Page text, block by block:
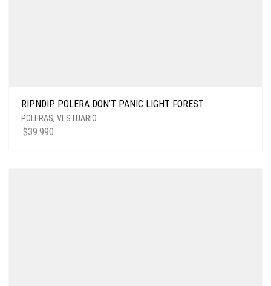
RIPNDIP POLERA DON’T PANIC LIGHT FOREST
POLERAS, VESTUARIO
$39.990